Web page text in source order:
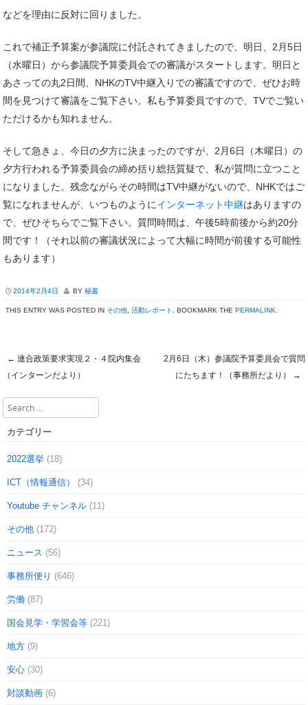
などを理由に反対に回りました。
これで補正予算案が参議院に付託されてきましたので、明日、2月5日
（水曜日）から参議院予算委員会での審議がスタートします。明日と
あさっての丸2日間、NHKのTV中継入りでの審議ですので、ぜひお時
間を見つけて審議をご覧下さい。私も予算委員ですので、TVでご覧い
ただけるかも知れません。
そして急きょ、今日の夕方に決まったのですが、2月6日（木曜日）の
夕方行われる予算委員会の締め括り総括質疑で、私が質問に立つこと
になりました。残念ながらその時間はTV中継がないので、NHKではご
覧になれませんが、いつものようにインターネット中継はありますの
で、ぜひそちらでご覧下さい。質問時間は、午後5時前後から約20分
間です！（それ以前の審議状況によって大幅に時間が前後する可能性
もあります）
2014年2月4日 BY 秘書
THIS ENTRY WAS POSTED IN その他 活動レポート . BOOKMARK THE PERMALINK
Post navigation
← 連合政策要求実現２・４院内集会
（インターンだより）
2月6日（木）参議院予算委員会で質問
にたちます！（事務所だより）
→
Search
カテゴリー
2022選挙 (18)
ICT（情報通信） (34)
Youtube チャンネル (11)
その他 (172)
ニュース (56)
事務所便り (646)
労働 (87)
国会見学・学習会等 (221)
地方 (9)
安心 (30)
対談動画 (6)